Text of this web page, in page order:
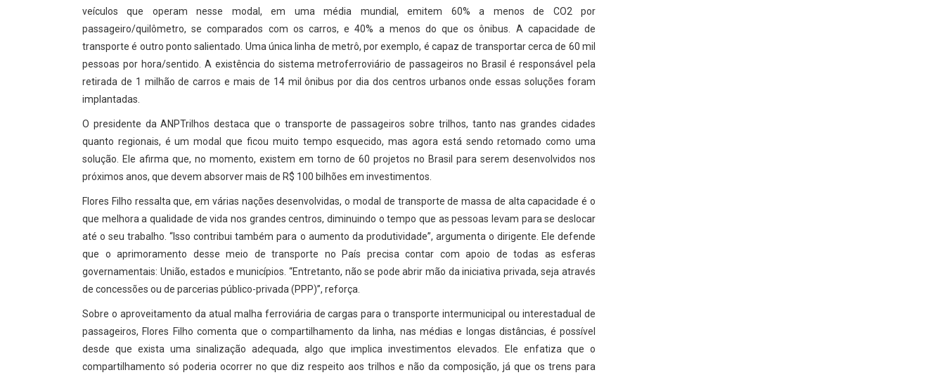
veículos que operam nesse modal, em uma média mundial, emitem 60% a menos de CO2 por
passageiro/quilômetro, se comparados com os carros, e 40% a menos do que os ônibus. A capacidade de
transporte é outro ponto salientado. Uma única linha de metrô, por exemplo, é capaz de transportar cerca de 60 mil
pessoas por hora/sentido. A existência do sistema metroferroviário de passageiros no Brasil é responsável pela
retirada de 1 milhão de carros e mais de 14 mil ônibus por dia dos centros urbanos onde essas soluções foram
implantadas.
O presidente da ANPTrilhos destaca que o transporte de passageiros sobre trilhos, tanto nas grandes cidades
quanto regionais, é um modal que ficou muito tempo esquecido, mas agora está sendo retomado como uma
solução. Ele afirma que, no momento, existem em torno de 60 projetos no Brasil para serem desenvolvidos nos
próximos anos, que devem absorver mais de R$ 100 bilhões em investimentos.
Flores Filho ressalta que, em várias nações desenvolvidas, o modal de transporte de massa de alta capacidade é o
que melhora a qualidade de vida nos grandes centros, diminuindo o tempo que as pessoas levam para se deslocar
até o seu trabalho. “Isso contribui também para o aumento da produtividade”, argumenta o dirigente. Ele defende
que o aprimoramento desse meio de transporte no País precisa contar com apoio de todas as esferas
governamentais: União, estados e municípios. “Entretanto, não se pode abrir mão da iniciativa privada, seja através
de concessões ou de parcerias público-privada (PPP)”, reforça.
Sobre o aproveitamento da atual malha ferroviária de cargas para o transporte intermunicipal ou interestadual de
passageiros, Flores Filho comenta que o compartilhamento da linha, nas médias e longas distâncias, é possível
desde que exista uma sinalização adequada, algo que implica investimentos elevados. Ele enfatiza que o
compartilhamento só poderia ocorrer no que diz respeito aos trilhos e não da composição, já que os trens para